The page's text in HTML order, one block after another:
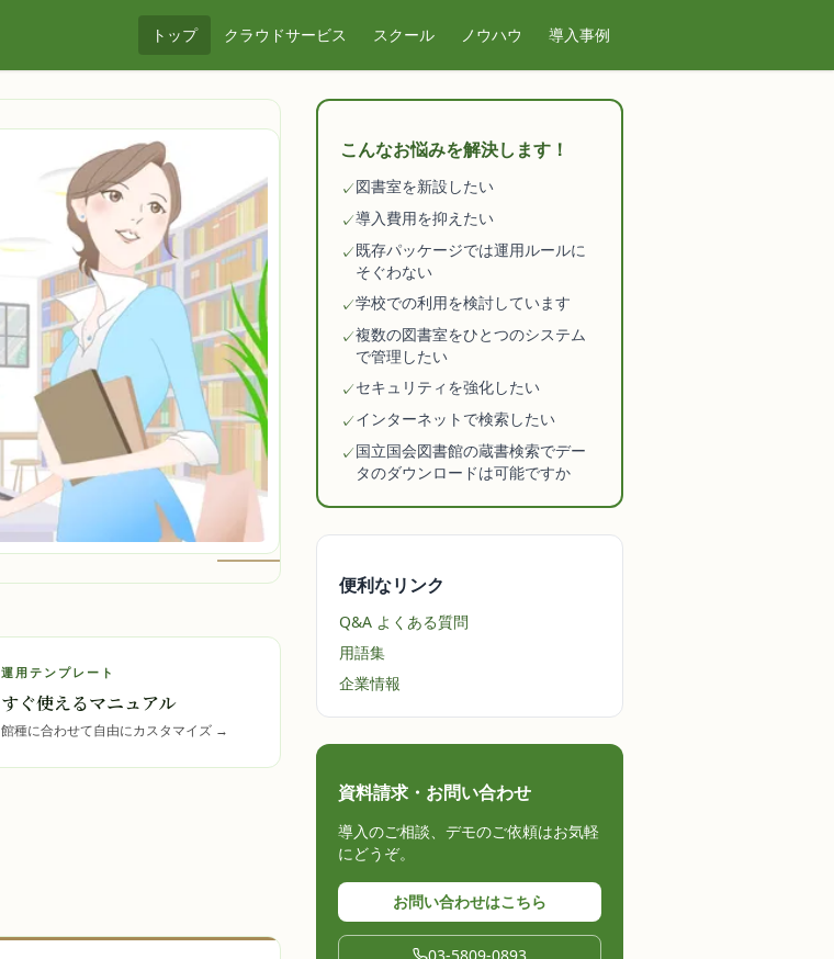
トップ クラウドサービス スクール ノウハウ 導入事例
運用テンプレート
すぐ使えるマニュアル
館種に合わせて自由にカスタマイズ →
こんなお悩みを解決します！
✓図書室を新設したい
✓導入費用を抑えたい
✓既存パッケージでは運用ルールに
そぐわない
✓学校での利用を検討しています
✓複数の図書室をひとつのシステム
で管理したい
✓セキュリティを強化したい
✓インターネットで検索したい
✓国立国会図書館の蔵書検索でデー
タのダウンロードは可能ですか
便利なリンク
Q&A よくある質問
用語集
企業情報
資料請求・お問い合わせ
導入のご相談、デモのご依頼はお気軽
にどうぞ。
お問い合わせはこちら